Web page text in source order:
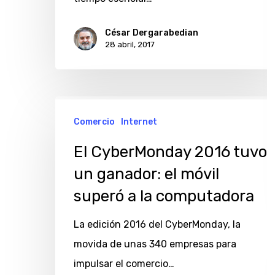
César Dergarabedian
28 abril, 2017
CyberMonday
2016
ganador:
móvil
superó
Comercio Internet
El CyberMonday 2016 tuvo
un ganador: el móvil
superó a la computadora
La edición 2016 del CyberMonday, la
movida de unas 340 empresas para
impulsar el comercio…